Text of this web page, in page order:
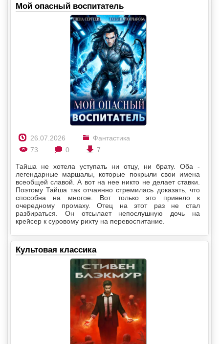
Мой опасный воспитатель
26.07.2026
Фантастика
73
0 7
Тайша не хотела уступать ни отцу, ни брату. Оба -
легендарные маршалы, которые покрыли свои имена
всеобщей славой. А вот на нее никто не делает ставки.
Поэтому Тайша так отчаянно стремилась доказать, что
способна на многое. Вот только это привело к
очередному промаху. Отец на этот раз не стал
разбираться. Он отсылает непослушную дочь на
крейсер к суровому рихту на перевоспитание.
Культовая классика